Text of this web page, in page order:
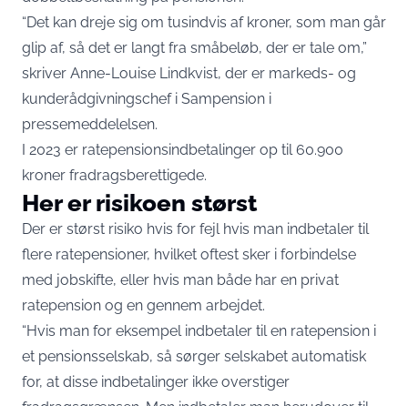
“Det kan dreje sig om tusindvis af kroner, som man går
glip af, så det er langt fra småbeløb, der er tale om,”
skriver Anne-Louise Lindkvist, der er markeds- og
kunderådgivningschef i Sampension i
pressemeddelelsen.
I 2023 er ratepensionsindbetalinger op til 60.900
kroner fradragsberettigede.
Her er risikoen størst
Der er størst risiko hvis for fejl hvis man indbetaler til
flere ratepensioner, hvilket oftest sker i forbindelse
med jobskifte, eller hvis man både har en privat
ratepension og en gennem arbejdet.
“Hvis man for eksempel indbetaler til en ratepension i
et pensionsselskab, så sørger selskabet automatisk
for, at disse indbetalinger ikke overstiger